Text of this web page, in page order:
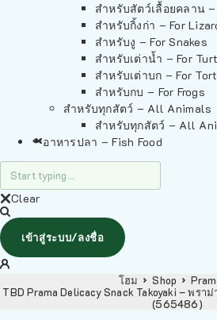
สำหรับสัตว์เลื้อยคลาน
สำหรับกิ้งก่า – For
สำหรับงู – For Snakes
สำหรับเต่าน้ำ – For
สำหรับเต่าบก – For
สำหรับกบ – For Frogs
สำหรับทุกสัตว์ – All Animals
สำหรับทุกสัตว์ – All
อาหารปลา – Fish Food
Clear
เข้าสู่ระบบ/ลงชื่อ
โฮม Shop
TBD Prama Delicacy Snack Takoyaki – พร
(565486)